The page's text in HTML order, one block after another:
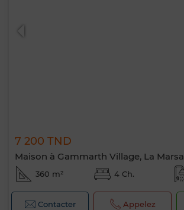
7 200 TND
Maison à Gammarth Village, La Marsa
360 m² 4 Ch.
Contacter Appelez